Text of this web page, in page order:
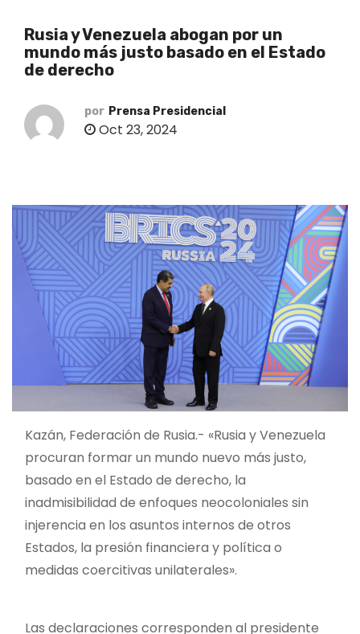
Rusia y Venezuela abogan por un
mundo más justo basado en el Estado
de derecho
por Prensa Presidencial
Oct 23, 2024
Kazán, Federación de Rusia.- «Rusia y Venezuela
procuran formar un mundo nuevo más justo,
basado en el Estado de derecho, la
inadmisibilidad de enfoques neocoloniales sin
injerencia en los asuntos internos de otros
Estados, la presión financiera y política o
medidas coercitivas unilaterales».
Las declaraciones corresponden al presidente